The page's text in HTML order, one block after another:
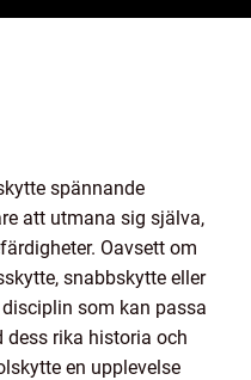
spännande
att utmana sig själva,
Oavsett om
snabbskytte eller
som kan passa
dess rika historia och
en upplevelse